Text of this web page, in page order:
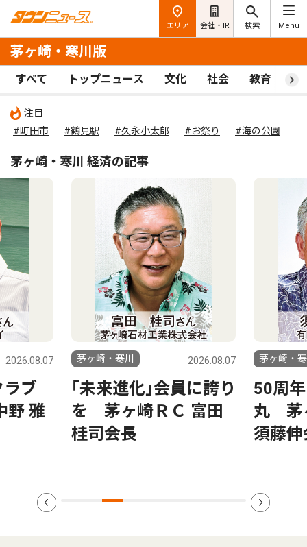
エリア 会社・IR 検索 Menu
茅ヶ崎・寒川版
すべて トップニュース 文化 社会 教育 ス
注目
#町田市
#鶴見駅 #久永小太郎 #お祭り #海の公園
茅ヶ崎・寒川 経済の記事
2026.08.07
ラブ
野 雅
茅ヶ崎・寒川 2026.08.07
｢未来進化｣会員に誇り
を 茅ヶ崎ＲＣ 富田
桂司会長
茅ヶ崎・
50周
丸 茅
須藤伸